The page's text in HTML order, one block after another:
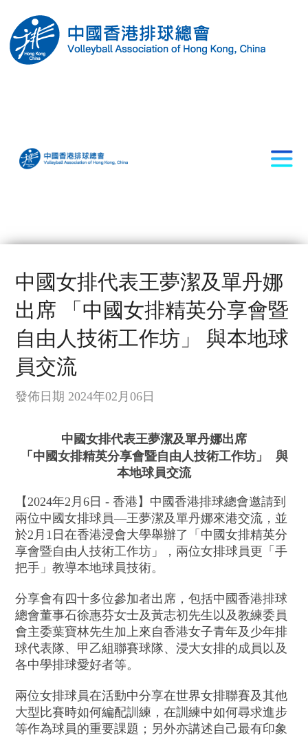
中國女排代表王夢潔及單丹娜
出席 「中國女排精英分享會暨
自由人技術工作坊」 與本地球
員交流
發佈日期 2024年02月06日
中國女排代表王夢潔及單丹娜出席
「中國女排精英分享會暨自由人技術工作坊」
與
本地球員交流
【2024年2月6日 - 香港】中國香港排球總會邀請到
兩位中國女排球員—王夢潔及單丹娜來港交流，並
於2月1日在香港浸會大學舉辦了「中國女排精英分
享會暨自由人技術工作坊」，兩位女排球員更「手
把手」教導本地球員技術。
分享會有四十多位參加者出席，包括中國香港排球
總會董事石徐惠芬女士及黃志初先生以及教練委員
會主委葉寶林先生加上來自香港女子青年及少年排
球代表隊、甲乙組聯賽球隊、浸大女排的成員以及
各中學排球愛好者等。
兩位女排球員在活動中分享在世界女排聯賽及其他
大型比賽時如何編配訓練，在訓練中如何尋求進步
等作為球員的重要課題；另外亦講述自己最有印象